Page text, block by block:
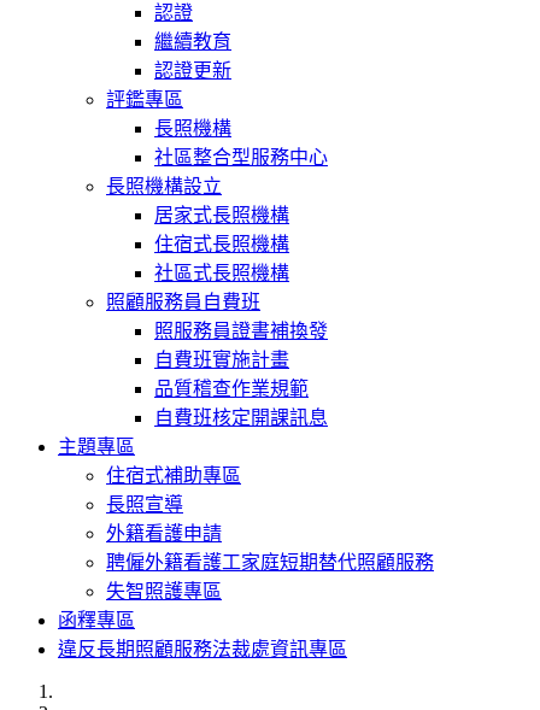
認證
繼續教育
認證更新
評鑑專區
長照機構
社區整合型服務中心
長照機構設立
居家式長照機構
住宿式長照機構
社區式長照機構
照顧服務員自費班
照服務員證書補換發
自費班實施計畫
品質稽查作業規範
自費班核定開課訊息
主題專區
住宿式補助專區
長照宣導
外籍看護申請
聘僱外籍看護工家庭短期替代照顧服務
失智照護專區
函釋專區
違反長期照顧服務法裁處資訊專區